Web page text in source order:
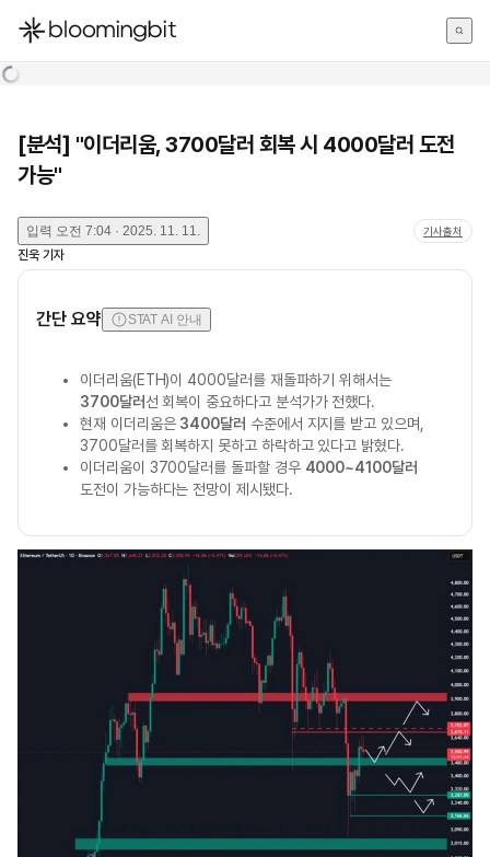
한국어
[분석] "이더리움, 3700달러 회복 시 4000달러 도전
가능"
입력 오전 7:04 · 2025. 11. 11. 기사출처
진욱 기자
간단 요약 STAT AI 안내
이더리움(ETH)이 4000달러를 재돌파하기 위해서는
3700달러선 회복이 중요하다고 분석가가 전했다.
현재 이더리움은 3400달러 수준에서 지지를 받고 있으며,
3700달러를 회복하지 못하고 하락하고 있다고 밝혔다.
이더리움이 3700달러를 돌파할 경우 4000~4100달러
도전이 가능하다는 전망이 제시됐다.